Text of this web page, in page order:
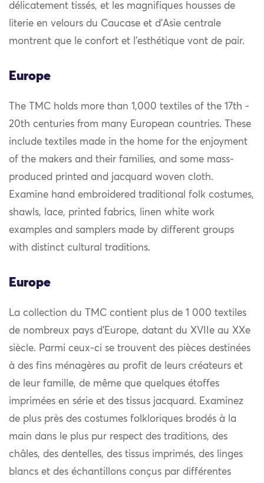
délicatement tissés, et les magnifiques housses de
literie en velours du Caucase et d’Asie centrale
montrent que le confort et l’esthétique vont de pair.
Europe
The TMC holds more than 1,000 textiles of the 17th -
20th centuries from many European countries. These
include textiles made in the home for the enjoyment
of the makers and their families, and some mass-
produced printed and jacquard woven cloth.
Examine hand embroidered traditional folk costumes,
shawls, lace, printed fabrics, linen white work
examples and samplers made by different groups
with distinct cultural traditions.
Europe
La collection du TMC contient plus de 1 000 textiles
de nombreux pays d’Europe, datant du XVIIe au XXe
siècle. Parmi ceux-ci se trouvent des pièces destinées
à des fins ménagères au profit de leurs créateurs et
de leur famille, de même que quelques étoffes
imprimées en série et des tissus jacquard. Examinez
de plus près des costumes folkloriques brodés à la
main dans le plus pur respect des traditions, des
châles, des dentelles, des tissus imprimés, des linges
blancs et des échantillons conçus par différentes